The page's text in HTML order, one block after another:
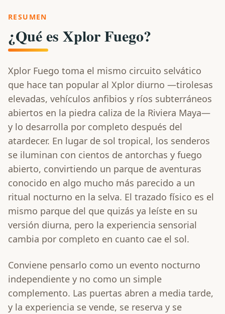
RESUMEN
¿Qué es Xplor Fuego?
Xplor Fuego toma el mismo circuito selvático
que hace tan popular al Xplor diurno —tirolesas
elevadas, vehículos anfibios y ríos subterráneos
abiertos en la piedra caliza de la Riviera Maya—
y lo desarrolla por completo después del
atardecer. En lugar de sol tropical, los senderos
se iluminan con cientos de antorchas y fuego
abierto, convirtiendo un parque de aventuras
conocido en algo mucho más parecido a un
ritual nocturno en la selva. El trazado físico es el
mismo parque del que quizás ya leíste en su
versión diurna, pero la experiencia sensorial
cambia por completo en cuanto cae el sol.
Conviene pensarlo como un evento nocturno
independiente y no como un simple
complemento. Las puertas abren a media tarde,
y la experiencia se vende, se reserva y se